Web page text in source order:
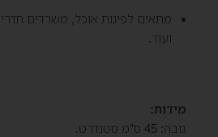
מתאים לפינות אוכל, משרדים
ועוד.
מידות:
גובה: 45 ס”מ סטנדרט.